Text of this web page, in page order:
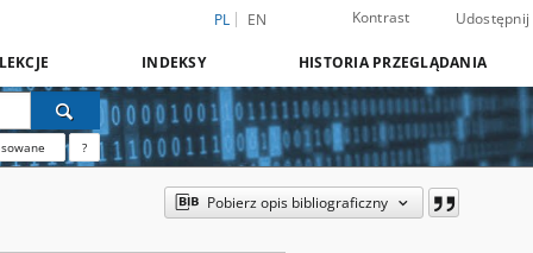
PL EN Kontrast Udostępnij
INDEKSY HISTORIA PRZEGLĄDANIA
?
Pobierz opis bibliograficzny